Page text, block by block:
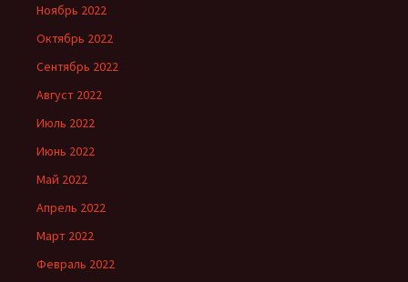
Ноябрь 2022
Октябрь 2022
Сентябрь 2022
Август 2022
Июль 2022
Июнь 2022
Май 2022
Апрель 2022
Март 2022
Февраль 2022